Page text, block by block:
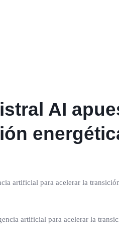
AI
artificial para acelerar la